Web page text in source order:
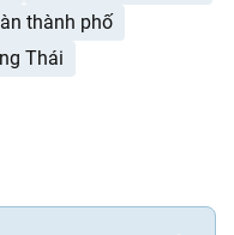
thành phố
Thái